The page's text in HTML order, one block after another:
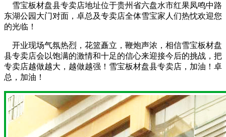
雪宝板材盘县专卖店地址位于贵州省六盘水市红果凤鸣中路
东湖公园大门对面，卓总及专卖店全体雪宝家人们热忱欢迎您
的光临！
开业现场气氛热烈，花篮矗立，鞭炮声浓，相信雪宝板材盘
县专卖店会以饱满的激情和十足的信心来迎接今后的挑战，把
专卖店越做越大，越做越强！雪宝板材盘县专卖店，加油！卓
总，加油！